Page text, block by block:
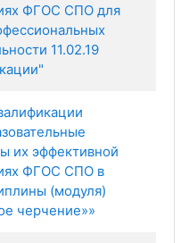
ФГОС СПО для
11.02.19
их эффективной
ФГОС СПО в
(модуля)
черчение»»